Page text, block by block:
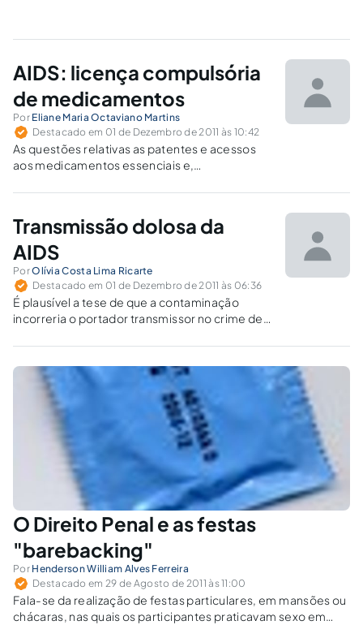
AIDS: licença compulsória
de medicamentos
Por Eliane Maria Octaviano Martins
Destacado em 01 de Dezembro de 2011 às 10:42
As questões relativas as patentes e acessos
aos medicamentos essenciais e,
utilizados no tratamento da AIDS é temática
Transmissão dolosa da
AIDS
PorOlívia Costa Lima Ricarte
Destacado em 01 de Dezembro de 2011 às 06:36
É plausível a tese de que a contaminação
incorreria o portador transmissor no crime de
contaminado, o crime então consumar-se-ia.
O Direito Penal e as festas
"barebacking"
Por Henderson William Alves Ferreira
Destacado em 29 de Agosto de 2011 às 11:00
Fala-se da realização de festas particulares, em mansões ou
chácaras, nas quais os participantes praticavam sexo em